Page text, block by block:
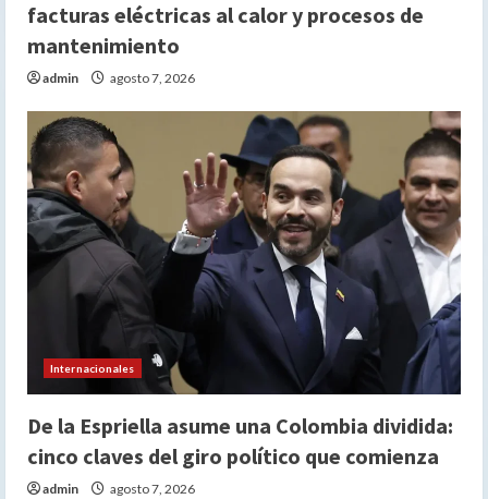
facturas eléctricas al calor y procesos de
mantenimiento
admin agosto 7, 2026
Internacionales
De la Espriella asume una Colombia dividida:
cinco claves del giro político que comienza
admin agosto 7, 2026